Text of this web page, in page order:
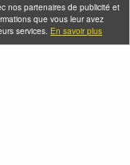
nos partenaires de publicité et
que vous leur avez
services. En savoir plus